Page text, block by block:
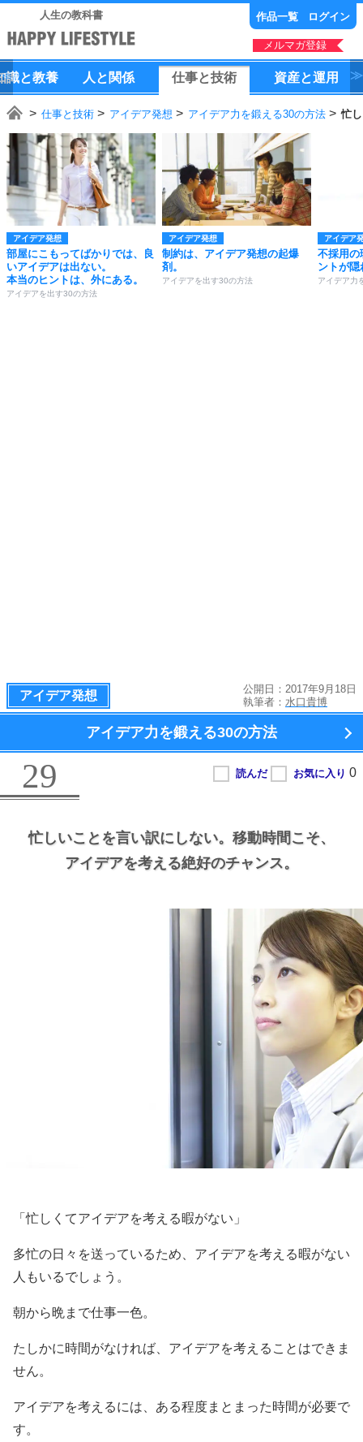
人生の教科書 作品一覧 ログイン
メルマガ登録
識と教養 人 と 関係 仕事と技術 資産と運用
仕事と技術 アイデア発想 アイデア力を鍛える30の方法 忙
アイデア発想
部屋にこもってばかりでは、良
いアイデアは出ない。
本当のヒントは、外にある。
アイデアを出す30の方法
アイデア発想
制約は、アイデア発想の起爆
剤。
アイデアを出す30の方法
アイデア
不採用の
ントが隠
アイデア力
アイデア発想
公開日：2017年9月18日
執筆者： 水口貴博
アイデア力を鍛える30の方法
29
忙しいことを言い訳にしない。 移動時間こそ、
アイデアを考える絶好のチャンス。
「忙しくてアイデアを考える暇がない」
多忙の日々を送っているため、アイデアを考える暇がない
人もいるでしょう。
朝から晩まで仕事一色。
たしかに時間がなければ、アイデアを考えることはできま
せん。
アイデアを考えるには、ある程度まとまった時間が必要で
す。